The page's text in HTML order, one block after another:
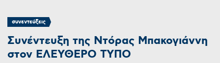
συνεντεύξεις
Συνέντευξη της Ντόρας Μπακογιάννη
στον ΕΛΕΥΘΕΡΟ ΤΥΠΟ